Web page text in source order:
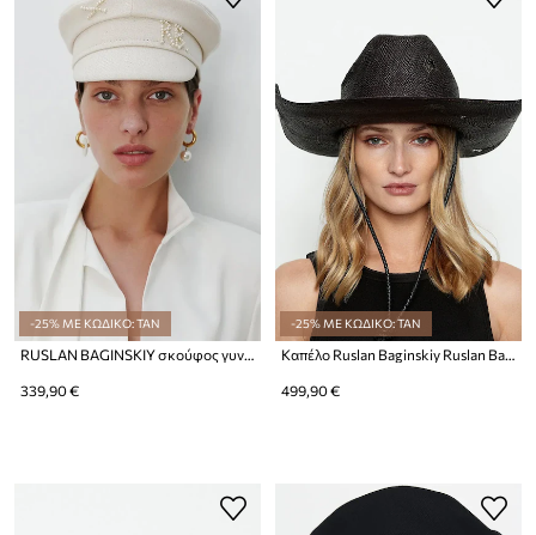
-25% ΜΕ ΚΩΔΙΚΟ: TAN
RUSLAN BAGINSKIY σκούφος γυναικείος βαμβακερός Baker Boy Cap
339,90 €
-25% ΜΕ ΚΩΔΙΚΟ: TAN
Καπέλο Ruslan Baginskiy Ruslan Baginskiy Cowboy Hat with Leather Trim
499,90 €